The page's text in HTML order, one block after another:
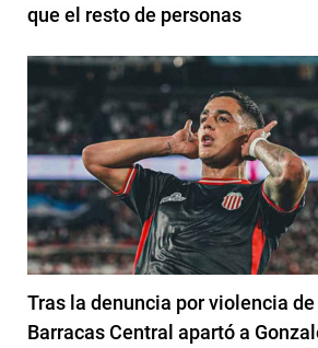
que el resto de personas
Tras la denuncia por violencia de
Barracas Central apartó a